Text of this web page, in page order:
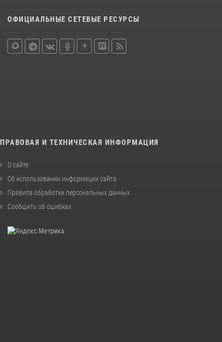
ОФИЦИАЛЬНЫЕ СЕТЕВЫЕ РЕСУРСЫ
ПРАВОВАЯ И ТЕХНИЧЕСКАЯ ИНФОРМАЦИЯ
О сайте
Об использовании информации сайта
Правила обработки персональных данных
Сообщить об ошибках